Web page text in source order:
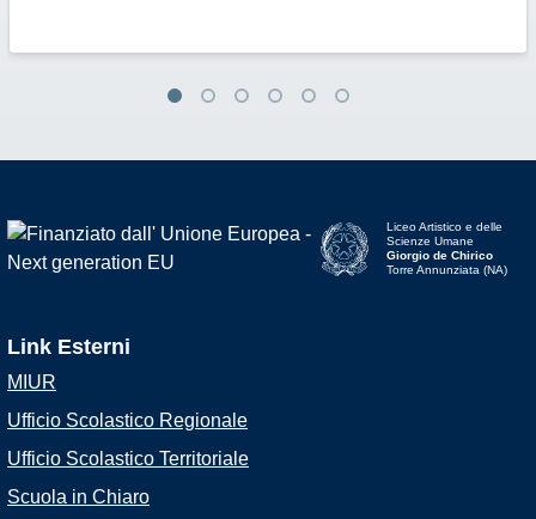
Liceo Artistico e delle
Scienze Umane
Giorgio de Chirico
Torre Annunziata (NA)
Link Esterni
MIUR
Ufficio Scolastico Regionale
Ufficio Scolastico Territoriale
Scuola in Chiaro